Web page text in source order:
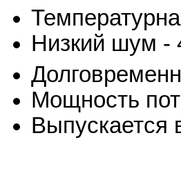
Низкий шум -
Мощность
Выпускается